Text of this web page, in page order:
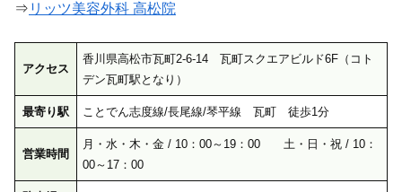
⇒ リッツ美容外科 高松院
アクセス
香川県高松市瓦町2-6-14 瓦町スクエアビルド6F（コト
デン瓦町駅となり）
最寄り駅 ことでん志度線/長尾線/琴平線 瓦町 徒歩1分
営業時間
月・水・木・金 / 10：00～19：00 土・日・祝 / 10：
00～17：00